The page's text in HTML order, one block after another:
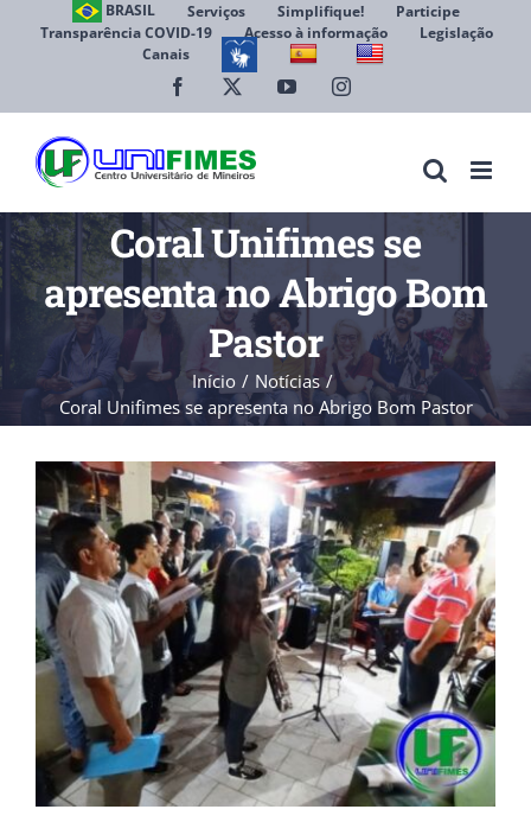
BRASIL Serviços Simplifique!
Participe
Transparência COVID-19
Acesso à informação
Legislação
Canais
Facebook YouTubeInstagram
Coral Unifimes se
apresenta no Abrigo Bom
Pastor
Início
Notícias
Coral Unifimes se apresenta no Abrigo Bom Pastor
View
Larger
Image